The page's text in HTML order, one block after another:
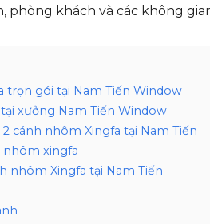
khách và các không
trọn gói tại Nam Tiến Window
xưởng Nam Tiến Window
cánh nhôm Xingfa tại Nam Tiến
nhôm xingfa
nhôm Xingfa tại Nam Tiến